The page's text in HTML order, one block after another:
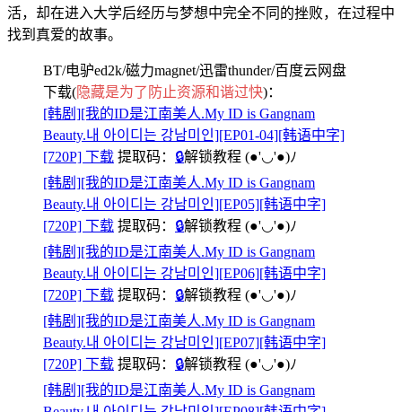
活，却在进入大学后经历与梦想中完全不同的挫败，在过程中
找到真爱的故事。
BT/电驴ed2k/磁力magnet/迅雷thunder/百度云网盘
下载(隐藏是为了防止资源和谐过快)：
[韩剧][我的ID是江南美人.My ID is Gangnam
Beauty.내 아이디는 강남미인][EP01-04][韩语中字]
[720P] 下载 提取码： 🔒解锁教程 (●'◡'●)ﾉ
[韩剧][我的ID是江南美人.My ID is Gangnam
Beauty.내 아이디는 강남미인][EP05][韩语中字]
[720P] 下载 提取码： 🔒解锁教程 (●'◡'●)ﾉ
[韩剧][我的ID是江南美人.My ID is Gangnam
Beauty.내 아이디는 강남미인][EP06][韩语中字]
[720P] 下载 提取码： 🔒解锁教程 (●'◡'●)ﾉ
[韩剧][我的ID是江南美人.My ID is Gangnam
Beauty.내 아이디는 강남미인][EP07][韩语中字]
[720P] 下载 提取码： 🔒解锁教程 (●'◡'●)ﾉ
[韩剧][我的ID是江南美人.My ID is Gangnam